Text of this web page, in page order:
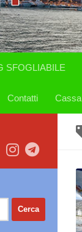
SFOGLIABILE
Contatti Cassa